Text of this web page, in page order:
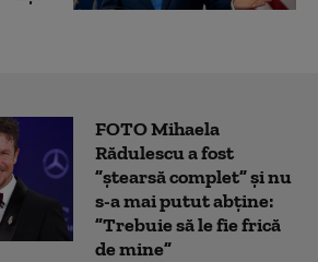
FOTO Mihaela
Rădulescu a fost
”ștearsă complet” și nu
s-a mai putut abține:
”Trebuie să le fie frică
de mine”